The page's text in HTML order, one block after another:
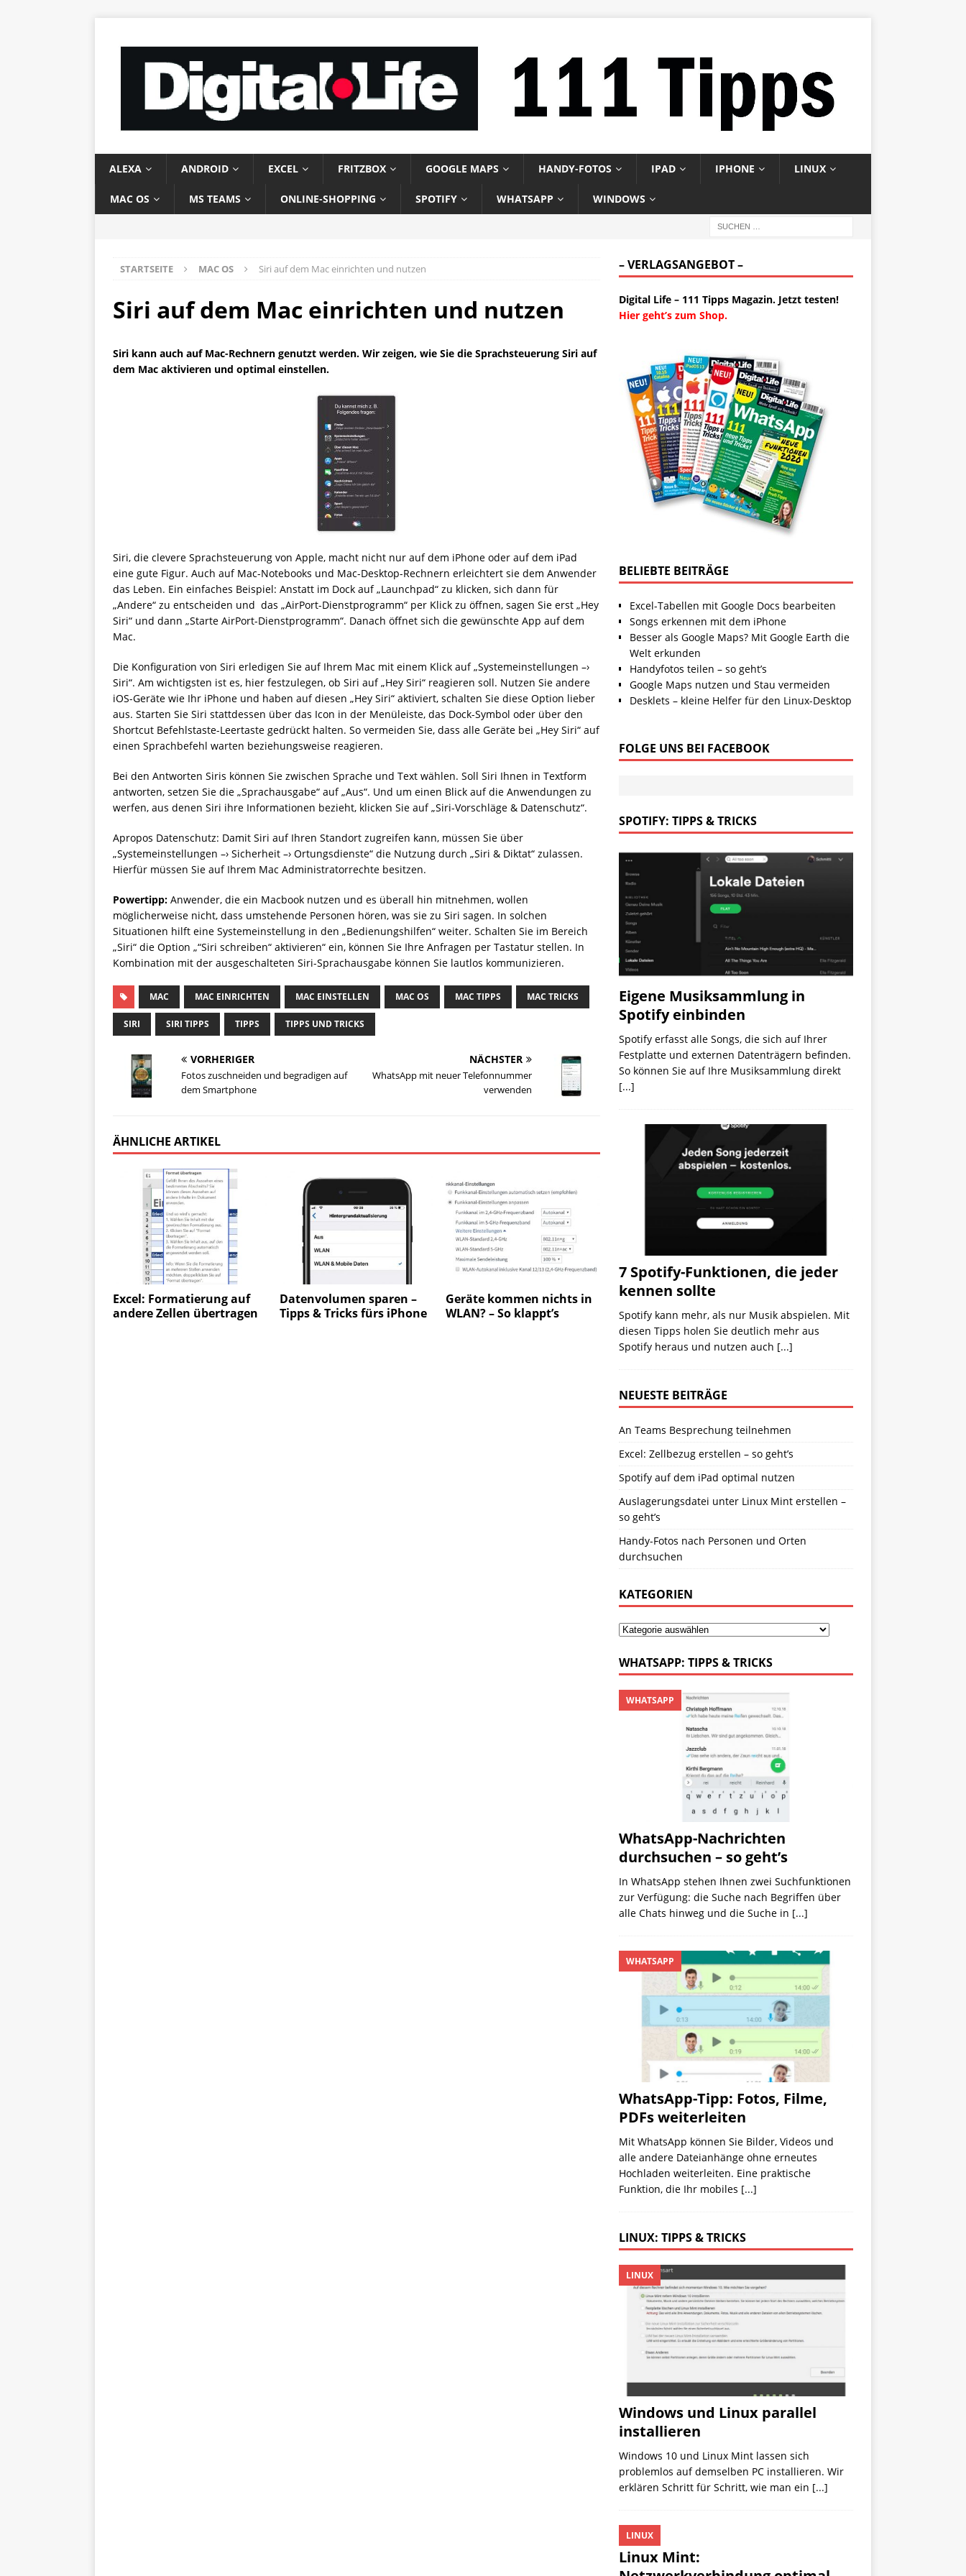
ALEXA ANDROID EXCEL FRITZBOX GOOGLE MAPS HANDY-FOTOS IPAD IPHONE LINUX
MAC OS MS TEAMS ONLINE-SHOPPING SPOTIFY WHATSAPP WINDOWS
STARTSEITE MAC OS Siri auf dem Mac einrichten und nutzen
Siri auf dem Mac einrichten und nutzen
Siri kann auch auf Mac-Rechnern genutzt werden. Wir zeigen, wie Sie die Sprachsteuerung Siri auf
dem Mac aktivieren und optimal einstellen.
Siri, die clevere Sprachsteuerung von Apple, macht nicht nur auf dem iPhone oder auf dem iPad
eine gute Figur. Auch auf Mac-Notebooks und Mac-Desktop-Rechnern erleichtert sie dem Anwender
das Leben. Ein einfaches Beispiel: Anstatt im Dock auf „Launchpad“ zu klicken, sich dann für
„Andere“ zu entscheiden und das „AirPort-Dienstprogramm“ per Klick zu öffnen, sagen Sie erst „Hey
Siri“ und dann „Starte AirPort-Dienstprogramm“. Danach öffnet sich die gewünschte App auf dem
Mac.
Die Konfiguration von Siri erledigen Sie auf Ihrem Mac mit einem Klick auf „Systemeinstellungen –›
Siri“. Am wichtigsten ist es, hier festzulegen, ob Siri auf „Hey Siri“ reagieren soll. Nutzen Sie andere
iOS-Geräte wie Ihr iPhone und haben auf diesen „Hey Siri“ aktiviert, schalten Sie diese Option lieber
aus. Starten Sie Siri stattdessen über das Icon in der Menüleiste, das Dock-Symbol oder über den
Shortcut Befehlstaste-Leertaste gedrückt halten. So vermeiden Sie, dass alle Geräte bei „Hey Siri“ auf
einen Sprachbefehl warten beziehungsweise reagieren.
Bei den Antworten Siris können Sie zwischen Sprache und Text wählen. Soll Siri Ihnen in Textform
antworten, setzen Sie die „Sprachausgabe“ auf „Aus“. Und um einen Blick auf die Anwendungen zu
werfen, aus denen Siri ihre Informationen bezieht, klicken Sie auf „Siri-Vorschläge & Datenschutz“.
Apropos Datenschutz: Damit Siri auf Ihren Standort zugreifen kann, müssen Sie über
„Systemeinstellungen –› Sicherheit –› Ortungsdienste“ die Nutzung durch „Siri & Diktat“ zulassen.
Hierfür müssen Sie auf Ihrem Mac Administratorrechte besitzen.
Powertipp: Anwender, die ein Macbook nutzen und es überall hin mitnehmen, wollen
möglicherweise nicht, dass umstehende Personen hören, was sie zu Siri sagen. In solchen
Situationen hilft eine Systemeinstellung in den „Bedienungshilfen“ weiter. Schalten Sie im Bereich
„Siri“ die Option „“Siri schreiben“ aktivieren“ ein, können Sie Ihre Anfragen per Tastatur stellen. In
Kombination mit der ausgeschalteten Siri-Sprachausgabe können Sie lautlos kommunizieren.
MAC MAC EINRICHTEN MAC EINSTELLEN MAC OS MAC TIPPS MAC TRICKS
SIRI SIRI TIPPS TIPPS TIPPS UND TRICKS
VORHERIGER
Fotos zuschneiden und begradigen auf
dem Smartphone
NÄCHSTER
WhatsApp mit neuer Telefonnummer
verwenden
ÄHNLICHE ARTIKEL
Excel: Formatierung auf
andere Zellen übertragen
Datenvolumen sparen –
Tipps & Tricks fürs iPhone
Geräte kommen nichts in
WLAN? – So klappt’s
– VERLAGSANGEBOT –
Digital Life – 111 Tipps Magazin. Jetzt testen!
Hier geht’s zum Shop.
BELIEBTE BEITRÄGE
Excel-Tabellen mit Google Docs bearbeiten
Songs erkennen mit dem iPhone
Besser als Google Maps? Mit Google Earth die
Welt erkunden
Handyfotos teilen – so geht’s
Google Maps nutzen und Stau vermeiden
Desklets – kleine Helfer für den Linux-Desktop
FOLGE UNS BEI FACEBOOK
SPOTIFY: TIPPS & TRICKS
Eigene Musiksammlung in
Spotify einbinden
Spotify erfasst alle Songs, die sich auf Ihrer
Festplatte und externen Datenträgern befinden.
So können Sie auf Ihre Musiksammlung direkt
[...]
7 Spotify-Funktionen, die jeder
kennen sollte
Spotify kann mehr, als nur Musik abspielen. Mit
diesen Tipps holen Sie deutlich mehr aus
Spotify heraus und nutzen auch [...]
NEUESTE BEITRÄGE
An Teams Besprechung teilnehmen
Excel: Zellbezug erstellen – so geht’s
Spotify auf dem iPad optimal nutzen
Auslagerungsdatei unter Linux Mint erstellen –
so geht’s
Handy-Fotos nach Personen und Orten
durchsuchen
KATEGORIEN
WHATSAPP: TIPPS & TRICKS
WhatsApp-Nachrichten
durchsuchen – so geht’s
WHATSAPP
In WhatsApp stehen Ihnen zwei Suchfunktionen
zur Verfügung: die Suche nach Begriffen über
alle Chats hinweg und die Suche in [...]
WhatsApp-Tipp: Fotos, Filme,
PDFs weiterleiten
WHATSAPP
Mit WhatsApp können Sie Bilder, Videos und
alle andere Dateianhänge ohne erneutes
Hochladen weiterleiten. Eine praktische
Funktion, die Ihr mobiles [...]
LINUX: TIPPS & TRICKS
Windows und Linux parallel
installieren
LINUX
Windows 10 und Linux Mint lassen sich
problemlos auf demselben PC installieren. Wir
erklären Schritt für Schritt, wie man ein [...]
Linux Mint:
LINUX